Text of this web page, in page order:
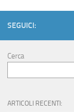
SEGUICI:
Cerca
ARTICOLI RECENTI: